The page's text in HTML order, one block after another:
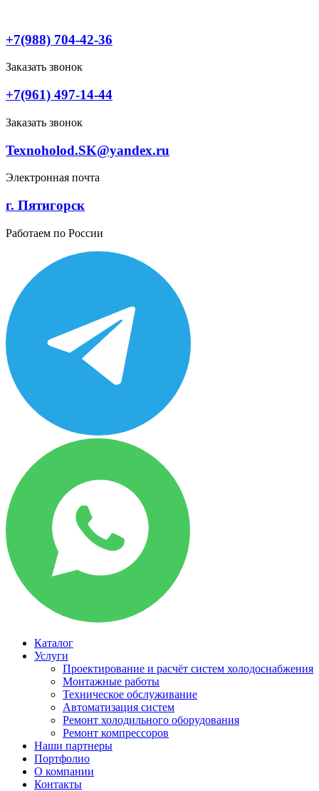
содержимому
+7(988) 704-42-36
Заказать звонок
+7(961) 497-14-44
Заказать звонок
Texnoholod.SK@yandex.ru
Электронная почта
г. Пятигорск
Работаем по России
Каталог
Услуги
Проектирование и расчёт систем холодоснабжения
Монтажные работы
Техническое обслуживание
Автоматизация систем
Ремонт холодильного оборудования
Ремонт компрессоров
Наши партнеры
Портфолио
О компании
Контакты